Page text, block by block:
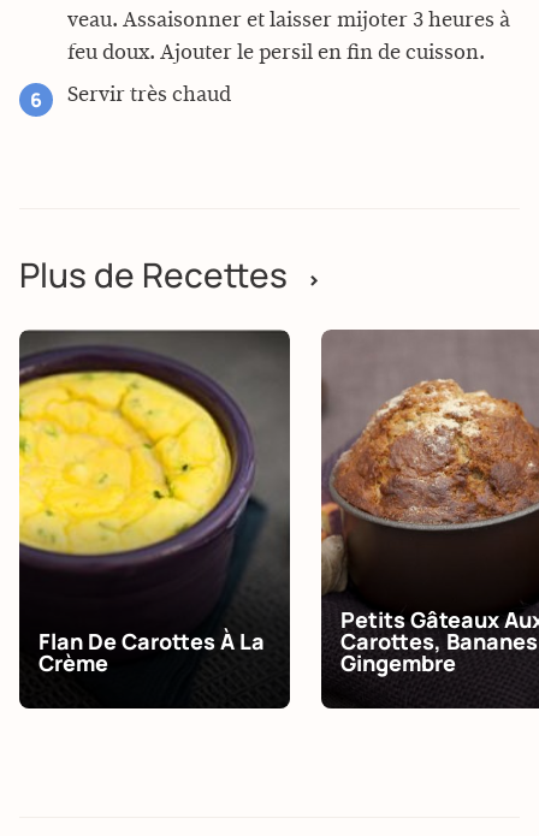
veau. Assaisonner et laisser mijoter 3 heures à
feu doux. Ajouter le persil en fin de cuisson.
Servir très chaud
Plus de Recettes >
Flan De Carottes À La
Crème
Petits Gâteaux
Carottes,
Gingembre